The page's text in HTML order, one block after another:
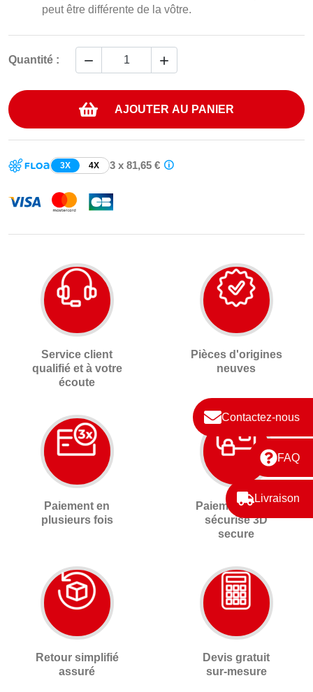
Contactez-nous
FAQ
Livraison
peut être différente de la vôtre.
Quantité :  
AJOUTER AU PANIER
3X 4X 3 x 81,65 €
Service client
qualifié et à votre
écoute
Pièces d'origines
neuves
Paiement en
plusieurs fois
Paiement 100%
sécurisé 3D
secure
Retour simplifié
assuré
Devis gratuit
sur-mesure